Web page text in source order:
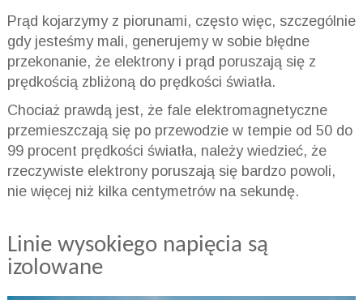
Prąd kojarzymy z piorunami, często więc, szczególnie
gdy jesteśmy mali, generujemy w sobie błędne
przekonanie, że elektrony i prąd poruszają się z
prędkością zbliżoną do prędkości światła.
Chociaż prawdą jest, że fale elektromagnetyczne
przemieszczają się po przewodzie w tempie od 50 do
99 procent prędkości światła, należy wiedzieć, że
rzeczywiste elektrony poruszają się bardzo powoli,
nie więcej niż kilka centymetrów na sekundę.
Linie wysokiego napięcia są
izolowane